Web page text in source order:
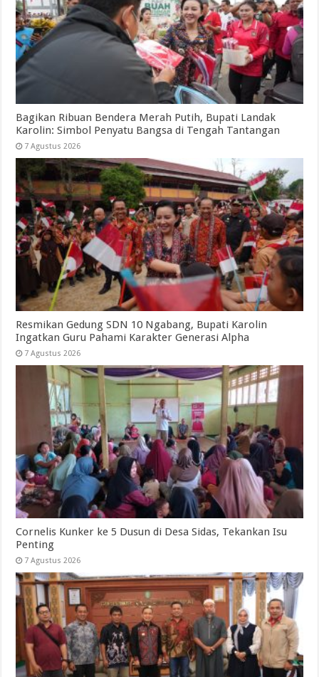
Bagikan Ribuan Bendera Merah Putih, Bupati Landak
Karolin: Simbol Penyatu Bangsa di Tengah Tantangan
7 Agustus 2026
Resmikan Gedung SDN 10 Ngabang, Bupati Karolin
Ingatkan Guru Pahami Karakter Generasi Alpha
7 Agustus 2026
Cornelis Kunker ke 5 Dusun di Desa Sidas, Tekankan Isu
Penting
7 Agustus 2026